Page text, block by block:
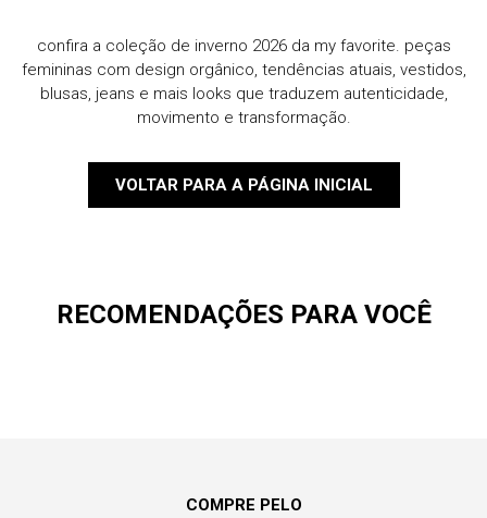
confira a coleção de inverno 2026 da my favorite. peças
femininas com design orgânico, tendências atuais, vestidos,
blusas, jeans e mais looks que traduzem autenticidade,
movimento e transformação.
VOLTAR PARA A PÁGINA INICIAL
RECOMENDAÇÕES PARA VOCÊ
COMPRE PELO